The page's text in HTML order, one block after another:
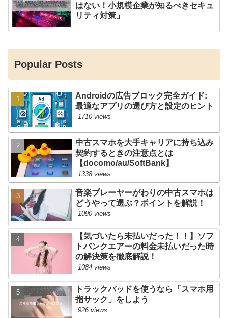
はない！小規模企業が知るべきセキュ
リティ対策」
Popular Posts
Androidの広告ブロック完全ガイド:
最適なアプリの選び方と設定のヒント
1710 views
中古スマホを大手キャリアに持ち込み
契約するときの注意点とは
【docomo/au/SoftBank】
1338 views
音楽プレーヤーがわりの中古スマホは
どうやって選ぶ？ポイントを解説！
1090 views
【気づいたら未払いだった！！】ソフ
トバンクエアーの料金未払いだった時
の解決策を徹底解説！
1084 views
トラックパッドを使うなら「スマホ用
指サック」をしよう
926 views